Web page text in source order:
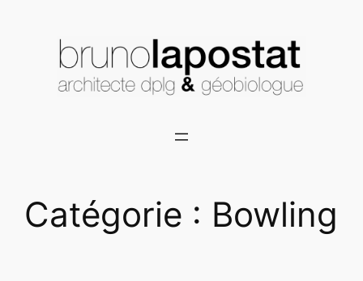
Catégorie : Bowling